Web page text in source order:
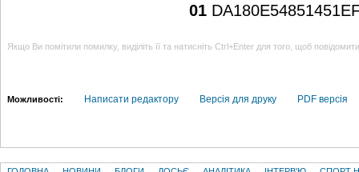
01
Якщо Ви помітили помилку, виділіть її та натисніть Ctrl+Enter для того, щоб
Можливості: Написати редактору Версія для друку PDF версія